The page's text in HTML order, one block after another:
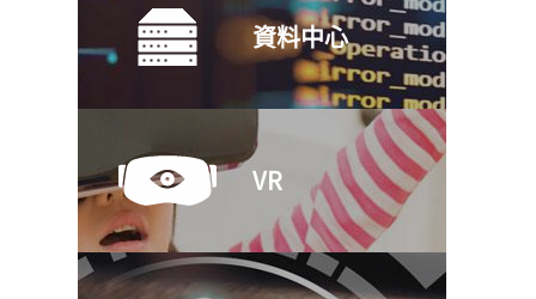
資料中心
VR